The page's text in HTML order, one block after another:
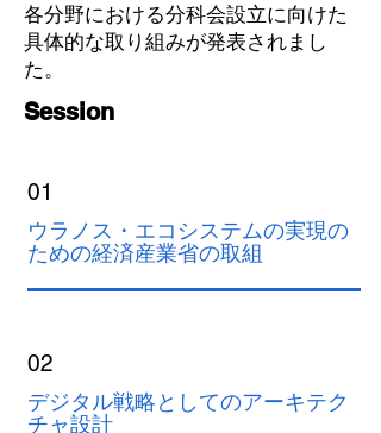
各分野における分科会設立に向けた
具体的な取り組みが発表されまし
た。
​Session
01
ウラノス・エコシステムの実現の
ための経済産業省の取組
02
デジタル戦略としてのアーキテク
チャ設計